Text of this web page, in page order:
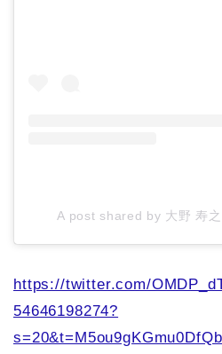
A post shared by 大野 寿
https://twitter.com/
54646198274?